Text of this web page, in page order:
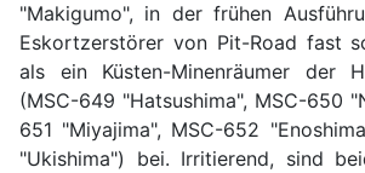
"Makigumo", in der frühen
Eskortzerstörer von Pit-Road fast
als ein Küsten-Minenräumer der
(MSC-649 "Hatsushima", MSC-650
651 "Miyajima", MSC-652
"Ukishima") bei. Irritierend, sind